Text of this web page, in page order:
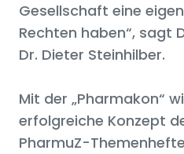
Gesellschaft eine
Rechten haben“, sagt
Dr. Dieter Steinhilber.
Mit der „Pharmakon“
erfolgreiche Konzept
PharmuZ-